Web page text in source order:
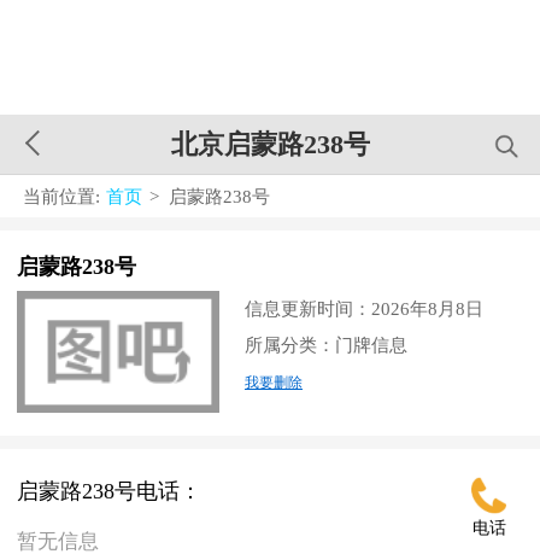
北京启蒙路238号
当前位置: 首页 > 启蒙路238号
启蒙路238号
信息更新时间：2026年8月8日
所属分类：门牌信息
我要删除
电话
启蒙路238号电话：
暂无信息